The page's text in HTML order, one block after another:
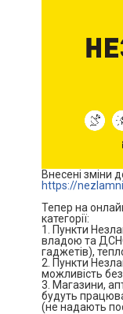
Внесені зміни
https://
Тепер на
категорії:
1. Пункти
владою та
гаджетів),
2. Пункти
можливість
3. Магазини,
будуть
(не надають